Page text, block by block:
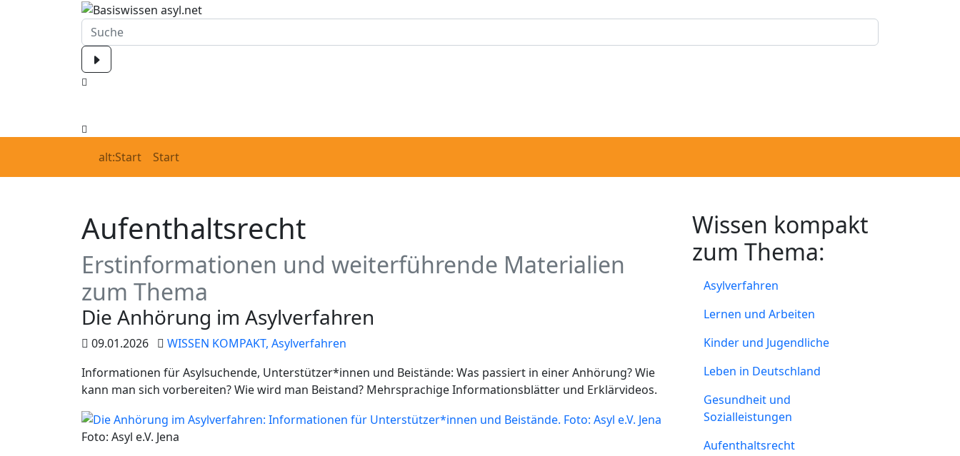
alt:Start Start
Wissen kompakt
zum Thema:
Asylverfahren
Lernen und Arbeiten
Kinder und Jugendliche
Leben in Deutschland
Gesundheit und
Sozialleistungen
Aufenthaltsrecht
Aufenthaltsrecht
Erstinformationen und weiterführende Materialien
zum Thema
Die Anhörung im Asylverfahren
09.01.2026 WISSEN KOMPAKT, Asylverfahren
Informationen für Asylsuchende, Unterstützer*innen und Beistände: Was passiert in einer Anhörung? Wie
kann man sich vorbereiten? Wie wird man Beistand? Mehrsprachige Informationsblätter und Erklärvideos.
Foto: Asyl e.V. Jena